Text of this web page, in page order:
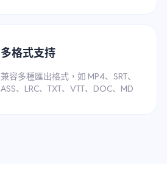
多格式支持
兼容多種匯出格式，如 MP4、SRT、
ASS、LRC、TXT、VTT、DOC、MD